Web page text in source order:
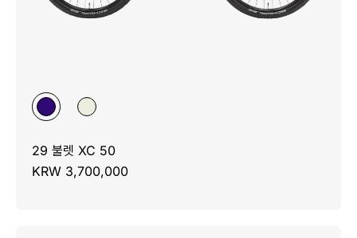
29 불렛 XC 50
KRW 3,700,000